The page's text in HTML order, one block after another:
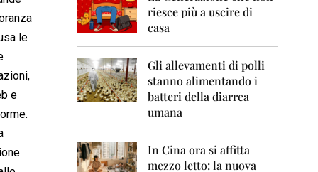
2
0
2
0
0
2
le
e
riesce più a uscire di
casa
Gli allevamenti di polli
stanno alimentando i
batteri della diarrea
umana
In Cina ora si affitta
mezzo letto: la nuova